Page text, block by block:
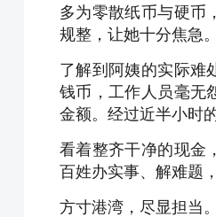
多为零散纸币与硬币
规整，让她十分焦急。
了解到阿姨的实际难
钱币，工作人员毫无
金额。经过近半小时
看着整齐干净的现金
百姓办实事、解难题
方寸港湾，尽显担当